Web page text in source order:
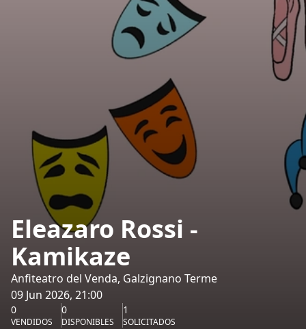
Eleazaro Rossi -
Kamikaze
Anfiteatro del Venda, Galzignano Terme
09 Jun 2026, 21:00
0
VENDIDOS
0
DISPONIBLES
1
SOLICITADOS